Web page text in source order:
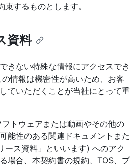
するものとします。
資料
きない特殊な情報にアクセスでき
情報は機密性が高いため、お客
ていただくことが当社にとって重
トウェアまたは動画やその他の
能性のある関連ドキュメントまた
ース資料」といいます) へのアク
場合、本契約書の規約、TOS、プ